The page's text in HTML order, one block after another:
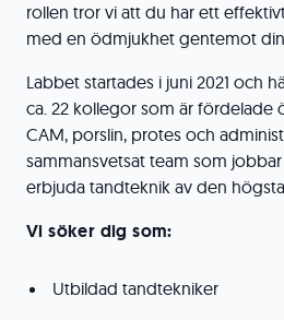
rollen tror vi att du har ett
med en ödmjukhet gentemot
Labbet startades i juni 2021 och
ca. 22 kollegor som är fördelade
CAM, porslin, protes och
sammansvetsat team som
erbjuda tandteknik av den
Vi söker dig som:
Utbildad tandtekniker